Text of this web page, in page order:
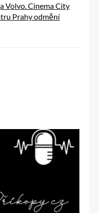
Volvo. Cinema City
Prahy odmění